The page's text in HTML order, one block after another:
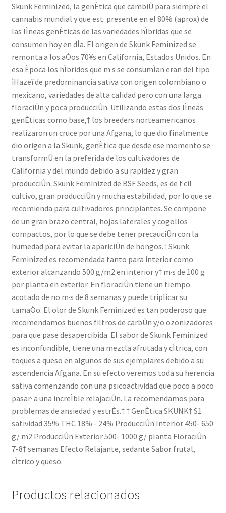
Skunk Feminized, la genÈtica que cambiÛ para siempre el
cannabis mundial y que est· presente en el 80% (aprox) de
las lÌneas genÈticas de las variedades hÌbridas que se
consumen hoy en dÌa. El origen de Skunk Feminized se
remonta a los aÒos 70¥s en California, Estados Unidos. En
esa Època los hÌbridos que m·s se consumÌan eran del tipo
ìHazeî de predominancia sativa con origen colombiano o
mexicano, variedades de alta calidad pero con una larga
floraciÛn y poca producciÛn. Utilizando estas dos lÌneas
genÈticas como base,† los breeders norteamericanos
realizaron un cruce por una Afgana, lo que dio finalmente
dio origen a la Skunk, genÈtica que desde ese momento se
transformÛ en la preferida de los cultivadores de
California y del mundo debido a su rapidez y gran
producciÛn. Skunk Feminized de BSF Seeds, es de f·cil
cultivo, gran producciÛn y mucha estabilidad, por lo que se
recomienda para cultivadores principiantes. Se compone
de un gran brazo central, hojas laterales y cogollos
compactos, por lo que se debe tener precauciÛn con la
humedad para evitar la apariciÛn de hongos.† Skunk
Feminized es recomendada tanto para interior como
exterior alcanzando 500 g/m2 en interior y† m·s de 100 g
por planta en exterior. En floraciÛn tiene un tiempo
acotado de no m·s de 8 semanas y puede triplicar su
tamaÒo. El olor de Skunk Feminized es tan poderoso que
recomendamos buenos filtros de carbÛn y/o ozonizadores
para que pase desapercibida. El sabor de Skunk Feminized
es inconfundible, tiene una mezcla afrutada y cÌtrica, con
toques a queso en algunos de sus ejemplares debido a su
ascendencia Afgana. En su efecto veremos toda su herencia
sativa comenzando con una psicoactividad que poco a poco
pasar· a una increÌble relajaciÛn. La recomendamos para
problemas de ansiedad y estrÈs.† † GenÈtica SKUNK† S1
satividad 35% THC 18% - 24% ProducciÛn Interior 450- 650
g/ m2 ProducciÛn Exterior 500- 1000 g/ planta FloraciÛn
7-8† semanas Efecto Relajante, sedante Sabor frutal,
cÌtrico y queso.
Productos relacionados